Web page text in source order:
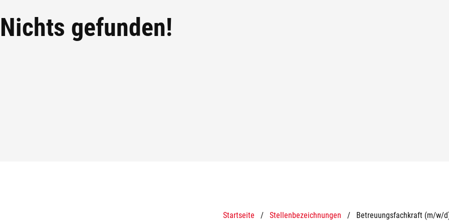
Nichts gefunden!
Startseite / Stellenbezeichnungen / Betreuungsfachkraft (m/w/